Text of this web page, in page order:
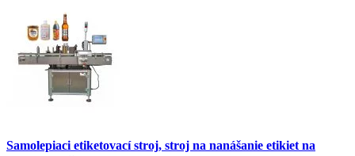
Samolepiaci etiketovací stroj, stroj na nanášanie etikiet na